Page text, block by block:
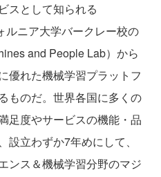
スとして知られる
ルニア大学バークレー校の
and People Lab）から
優れた機械学習プラットフ
ものだ。世界各国に多くの
足度やサービスの機能・品
立わずか7年めにして、
ンス＆機械学習分野のマジ